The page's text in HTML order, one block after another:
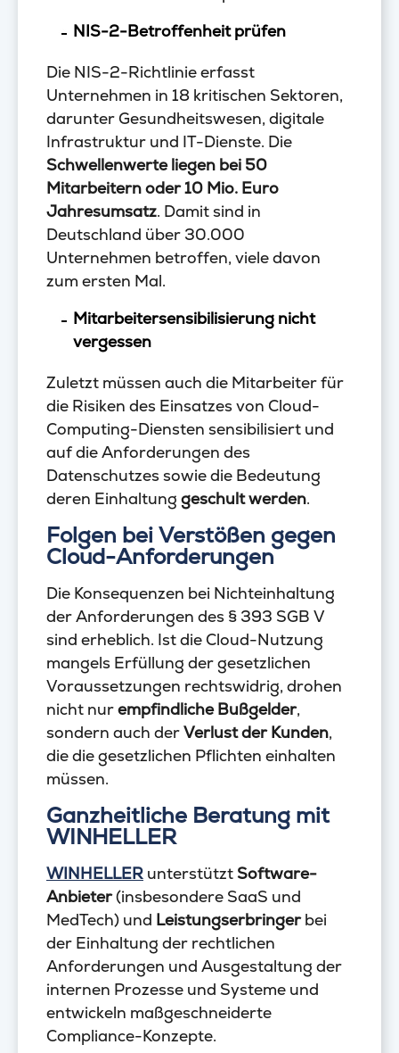
NIS-2-Betroffenheit prüfen
Die NIS-2-Richtlinie erfasst
Unternehmen in 18 kritischen Sektoren,
darunter Gesundheitswesen, digitale
Infrastruktur und IT-Dienste. Die
Schwellenwerte liegen bei 50
Mitarbeitern oder 10 Mio. Euro
Jahresumsatz. Damit sind in
Deutschland über 30.000
Unternehmen betroffen, viele davon
zum ersten Mal.
Mitarbeitersensibilisierung nicht
vergessen
Zuletzt müssen auch die Mitarbeiter für
die Risiken des Einsatzes von Cloud-
Computing-Diensten sensibilisiert und
auf die Anforderungen des
Datenschutzes sowie die Bedeutung
deren Einhaltung geschult werden.
Folgen bei Verstößen gegen
Cloud-Anforderungen
Die Konsequenzen bei Nichteinhaltung
der Anforderungen des § 393 SGB V
sind erheblich. Ist die Cloud-Nutzung
mangels Erfüllung der gesetzlichen
Voraussetzungen rechtswidrig, drohen
nicht nurempfindliche Bußgelder,
sondern auch derVerlust der Kunden,
die die gesetzlichen Pflichten einhalten
müssen.
Ganzheitliche Beratung mit
WINHELLER
WINHELLER unterstütztSoftware-
Anbieter(insbesondere SaaS und
MedTech) und Leistungserbringerbei
der Einhaltung der rechtlichen
Anforderungen und Ausgestaltung der
internen Prozesse und Systeme und
entwickeln maßgeschneiderte
Compliance-Konzepte.